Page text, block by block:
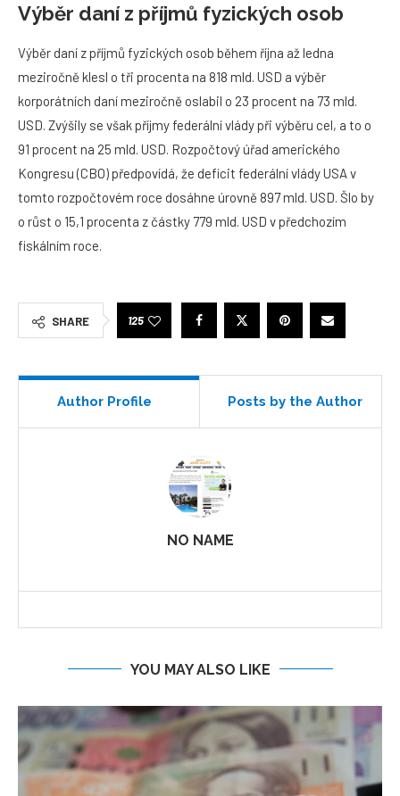
Výběr daní z příjmů fyzických osob
Výběr daní z příjmů fyzických osob během října až ledna
meziročně klesl o tři procenta na 818 mld. USD a výběr
korporátních daní meziročně oslabil o 23 procent na 73 mld.
USD. Zvýšily se však příjmy federální vlády při výběru cel, a to o
91 procent na 25 mld. USD. Rozpočtový úřad amerického
Kongresu (CBO) předpovídá, že deficit federální vlády USA v
tomto rozpočtovém roce dosáhne úrovně 897 mld. USD. Šlo by
o růst o 15,1 procenta z částky 779 mld. USD v předchozím
fiskálním roce.
SHARE 125
Author Profile Posts by the Author
NO NAME
YOU MAY ALSO LIKE